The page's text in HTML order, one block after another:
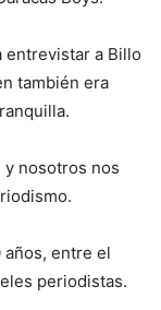
entrevistar a Billo
también era
y nosotros nos
entre el
periodistas.